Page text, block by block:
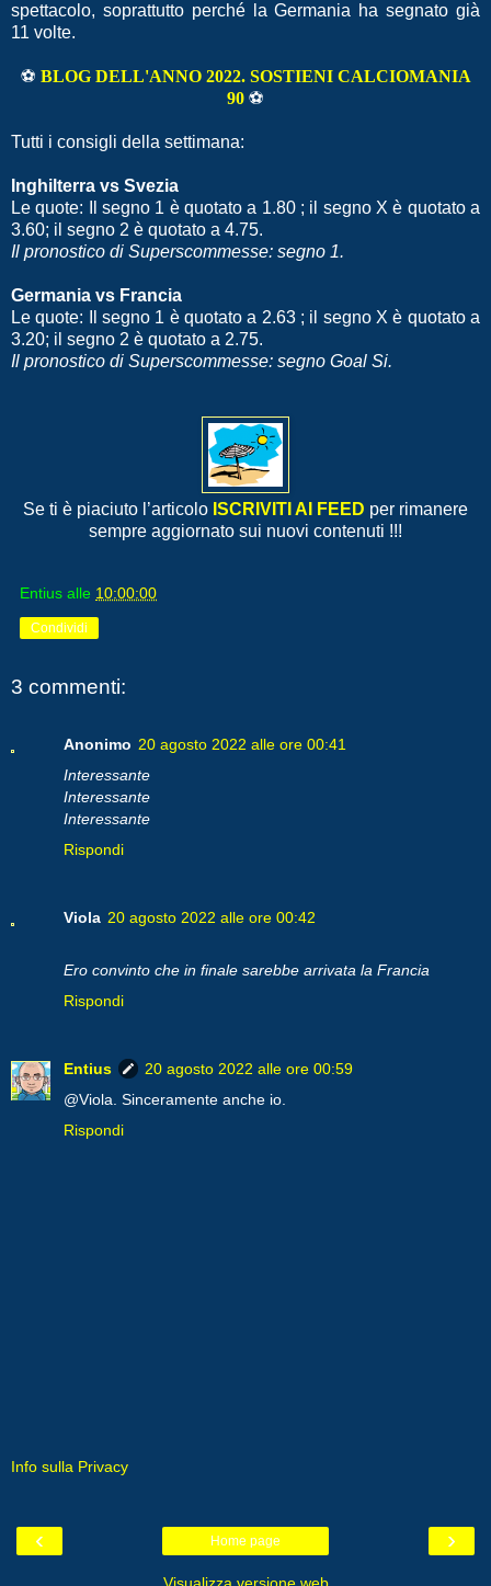
spettacolo, soprattutto perché la Germania ha segnato già
11 volte.
⚽ BLOG DELL'ANNO 2022.SOSTIENI CALCIOMANIA
90 ⚽
Tutti i consigli della settimana:
Inghilterra vs Svezia
Le quote: Il segno 1 è quotato a 1.80 ; il segno X è quotato a
3.60; il segno 2 è quotato a 4.75.
Il pronostico di Superscommesse: segno 1.
Germania vs Francia
Le quote: Il segno 1 è quotato a 2.63 ; il segno X è quotato a
3.20; il segno 2 è quotato a 2.75.
Il pronostico di Superscommesse: segno Goal Si.
Se ti è piaciuto l’articolo ISCRIVITI AI FEED per rimanere
sempre aggiornato sui nuovi contenuti !!!
Entius alle 10:00:00
Condividi
3 commenti:
Anonimo 20 agosto 2022 alle ore 00:41
Interessante
Interessante
Interessante
Rispondi
Viola 20 agosto 2022 alle ore 00:42
Ero convinto che in finale sarebbe arrivata la Francia
Rispondi
Entius
20 agosto 2022 alle ore 00:59
@Viola. Sinceramente anche io.
Rispondi
Info sulla Privacy
‹ ›
Home page
Visualizza versione web